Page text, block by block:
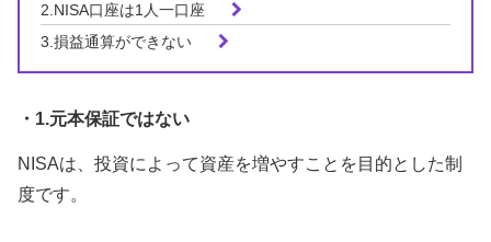
2.NISA口座は1人一口座
3.損益通算ができない
・1.元本保証ではない
NISAは、投資によって資産を増やすことを目的とした制
度です。